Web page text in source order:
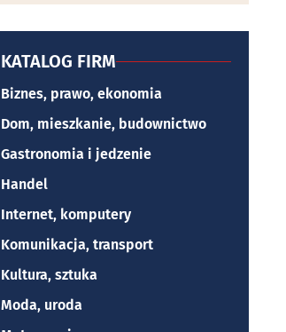
KATALOG FIRM
Biznes, prawo, ekonomia
Dom, mieszkanie, budownictwo
Gastronomia i jedzenie
Handel
Internet, komputery
Komunikacja, transport
Kultura, sztuka
Moda, uroda